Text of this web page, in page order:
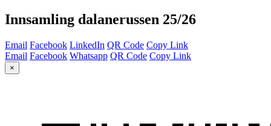
Innsamling dalanerussen 25/26
Email Facebook LinkedIn QR Code Copy Link
Email Facebook Whatsapp QR Code Copy Link
×